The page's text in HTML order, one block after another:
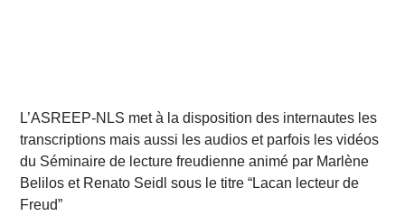
L’ASREEP-NLS met à la disposition des internautes les
transcriptions mais aussi les audios et parfois les vidéos
du Séminaire de lecture freudienne animé par Marlène
Belilos et Renato Seidl sous le titre “Lacan lecteur de
Freud”